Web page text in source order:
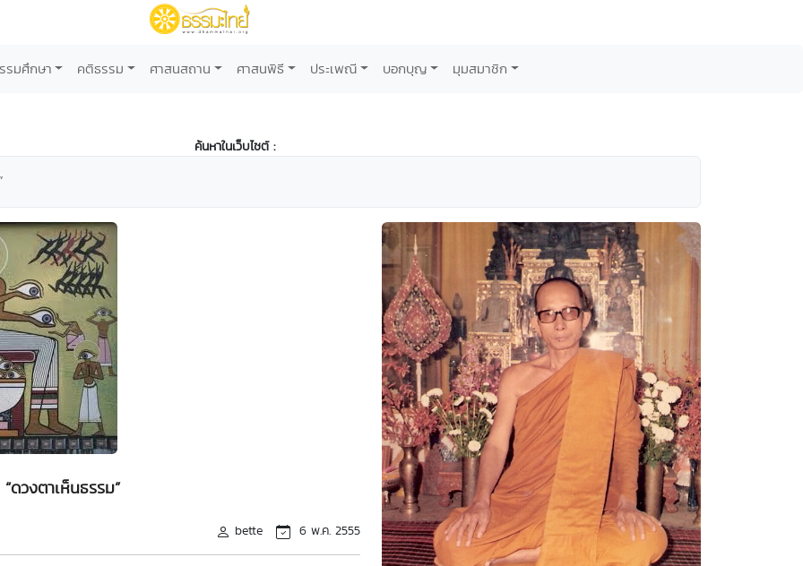
รมศึกษา คติธรรม ศาสนสถาน ศาสนพิธี ประเพณี บอกบุญ มุมสมาชิก
ค้นหาในเว็บไซต์ :
ดวงตาเห็นธรรม”
bette 6 พ.ค. 2555